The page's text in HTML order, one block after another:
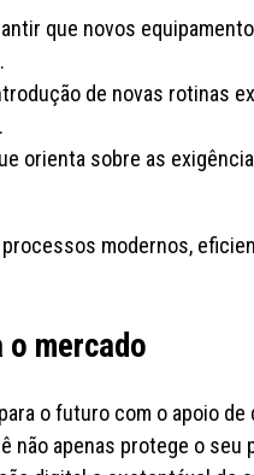
que novos
de novas rotinas
orienta sobre as
modernos,
mercado
o futuro com o apoio
não apenas protege o seu